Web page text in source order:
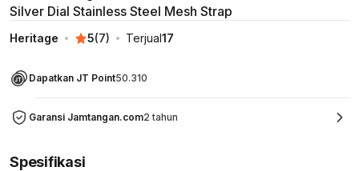
Silver Dial Stainless Steel Mesh Strap
Heritage 5(7) Terjual17
Dapatkan JT Point50.310
Garansi Jamtangan.com2 tahun
Spesifikasi